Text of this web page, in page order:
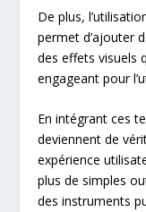
De plus,
permet d’ajouter
des effets visuels
engageant pour
En intégrant ces
deviennent de
expérience
plus de simples
des instruments